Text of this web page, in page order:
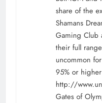
share of the
Shamans
Gaming Club
their full
uncommon
95% or higher
http://
Gates of